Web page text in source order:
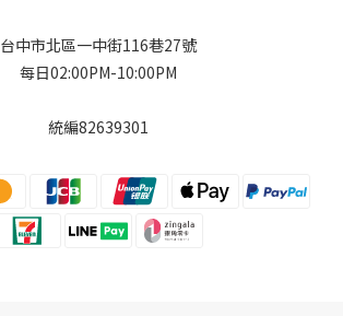
台中市北區一中街116巷27號
每日02:00PM-10:00PM
統編82639301